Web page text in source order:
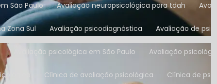
São Paulo Avaliação neuropsicológica para tdah
Zona Sul Avaliação psicodiagnóstica Avaliação de
Avaliação psicológica em São Paulo Avaliação
Clínica de avaliação psicológica Clínica de